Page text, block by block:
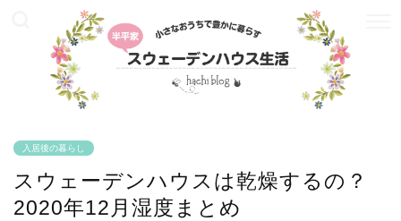
入居後の暮らし
スウェーデンハウスは乾燥するの？
2020年12月湿度まとめ